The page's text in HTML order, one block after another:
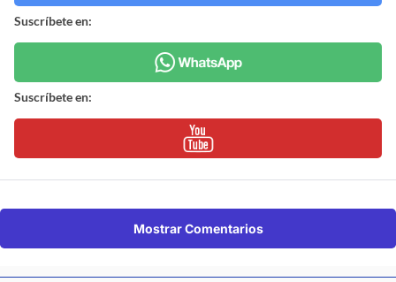
Suscríbete en:
Suscríbete en:
Mostrar Comentarios